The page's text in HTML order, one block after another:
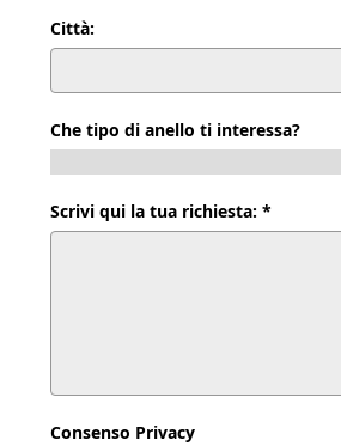
Città:
Che tipo di anello ti interessa?
Scrivi qui la tua richiesta: *
Consenso Privacy